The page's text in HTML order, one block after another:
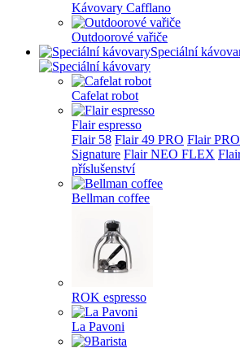
Kávovary Cafflano
Outdoorové vařiče
Speciální
Cafelat robot
Flair espresso
Flair 58 Flair 49 PRO Flair PRO
Signature Flair NEO FLEX
příslušenství
Bellman coffee
ROK espresso
La Pavoni